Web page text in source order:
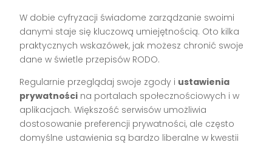
W dobie cyfryzacji świadome zarządzanie swoimi
danymi staje się kluczową umiejętnością. Oto kilka
praktycznych wskazówek, jak możesz chronić swoje
dane w świetle przepisów RODO.
Regularnie przeglądaj swoje zgody i ustawienia
prywatności na portalach społecznościowych i w
aplikacjach. Większość serwisów umożliwia
dostosowanie preferencji prywatności, ale często
domyślne ustawienia są bardzo liberalne w kwestii